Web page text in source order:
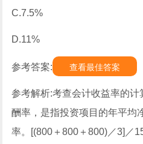
C.7.5%
D.11%
参考答案: 查看最佳答案
参考解析:考查会计收益率的
酬率，是指投资项目的年平均
率。[(800＋800＋800)／3]／